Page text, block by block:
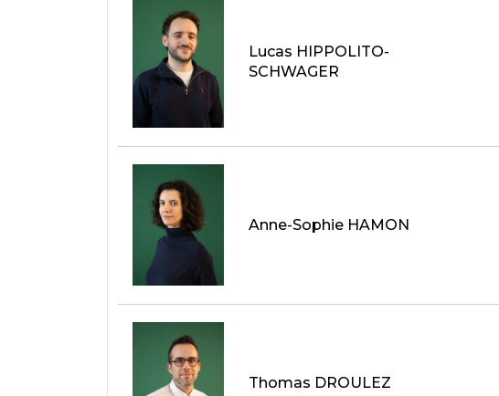
Lucas HIPPOLITO-
SCHWAGER
Anne-Sophie HAMON
Thomas DROULEZ